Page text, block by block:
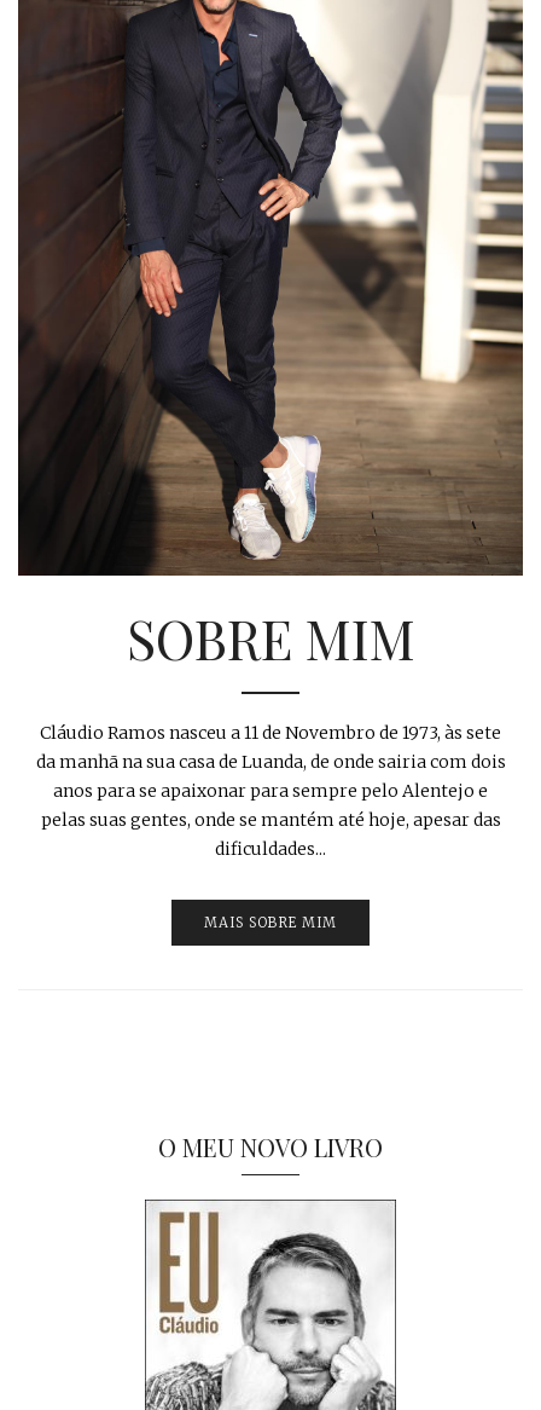
SOBRE MIM
Cláudio Ramos nasceu a 11 de Novembro de 1973, às sete
da manhã na sua casa de Luanda, de onde sairia com dois
anos para se apaixonar para sempre pelo Alentejo e
pelas suas gentes, onde se mantém até hoje, apesar das
dificuldades...
MAIS SOBRE MIM
O MEU NOVO LIVRO